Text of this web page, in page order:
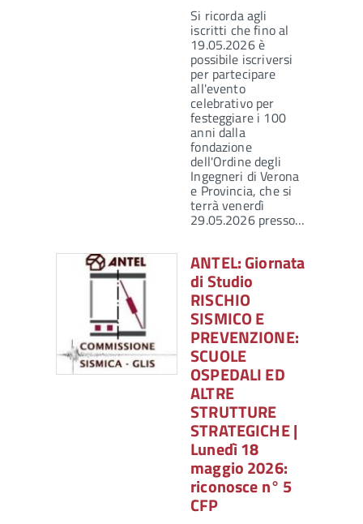
Si ricorda agli
iscritti che fino al
19.05.2026 è
possibile iscriversi
per partecipare
all'evento
celebrativo per
festeggiare i 100
anni dalla
fondazione
dell'Ordine degli
Ingegneri di Verona
e Provincia, che si
terrà venerdì
29.05.2026 presso…
ANTEL: Giornata
di Studio
RISCHIO
SISMICO E
PREVENZIONE:
SCUOLE
OSPEDALI ED
ALTRE
STRUTTURE
STRATEGICHE |
Lunedì 18
maggio 2026:
riconosce n° 5
CFP